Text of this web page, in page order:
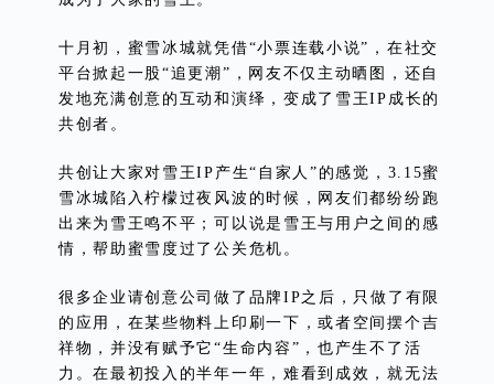
十月初，蜜雪冰城就凭借“小票连载小说”，在社交
平台掀起一股“追更潮”，网友不仅主动晒图，还自
发地充满创意的互动和演绎，变成了雪王IP成长的
共创者。
共创让大家对雪王IP产生“自家人”的感觉，3.15蜜
雪冰城陷入柠檬过夜风波的时候，网友们都纷纷跑
出来为雪王鸣不平；可以说是雪王与用户之间的感
情，帮助蜜雪度过了公关危机。
很多企业请创意公司做了品牌IP之后，只做了有限
的应用，在某些物料上印刷一下，或者空间摆个吉
祥物，并没有赋予它“生命内容”，也产生不了活
力。在最初投入的半年一年，难看到成效，就无法